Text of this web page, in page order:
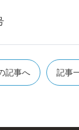
記事へ 記事